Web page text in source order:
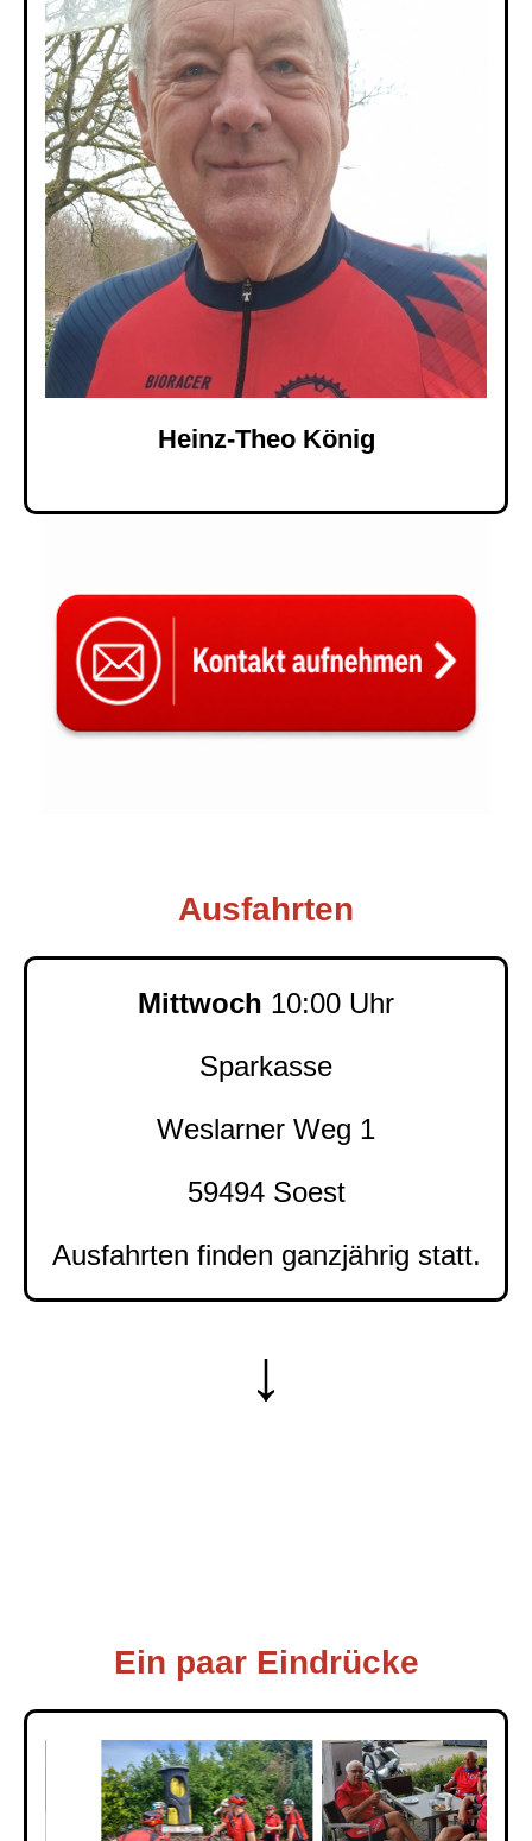
Heinz-Theo König
Ausfahrten
Mittwoch 10:00 Uhr
Sparkasse
Weslarner Weg 1
59494 Soest
Ausfahrten finden ganzjährig statt.
↓
Ein paar Eindrücke